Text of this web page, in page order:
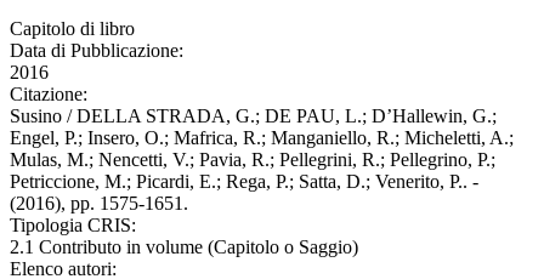
Capitolo di libro
Data di Pubblicazione:
2016
Citazione:
Susino / DELLA STRADA, G.; DE PAU, L.; D’Hallewin, G.;
Engel, P.; Insero, O.; Mafrica, R.; Manganiello, R.; Micheletti, A.;
Mulas, M.; Nencetti, V.; Pavia, R.; Pellegrini, R.; Pellegrino, P.;
Petriccione, M.; Picardi, E.; Rega, P.; Satta, D.; Venerito, P.. -
(2016), pp. 1575-1651.
Tipologia CRIS:
2.1 Contributo in volume (Capitolo o Saggio)
Elenco autori: